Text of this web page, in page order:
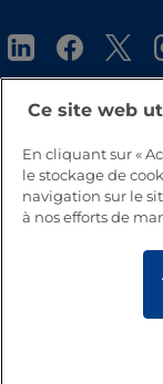
Haut de page
Ce site web
En cliquant sur «
le stockage de
navigation sur le
à nos efforts de